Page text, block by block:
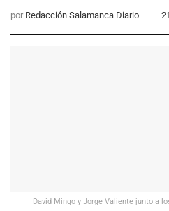
por Redacción Salamanca Diario
David Mingo y Jorge Valiente junto a